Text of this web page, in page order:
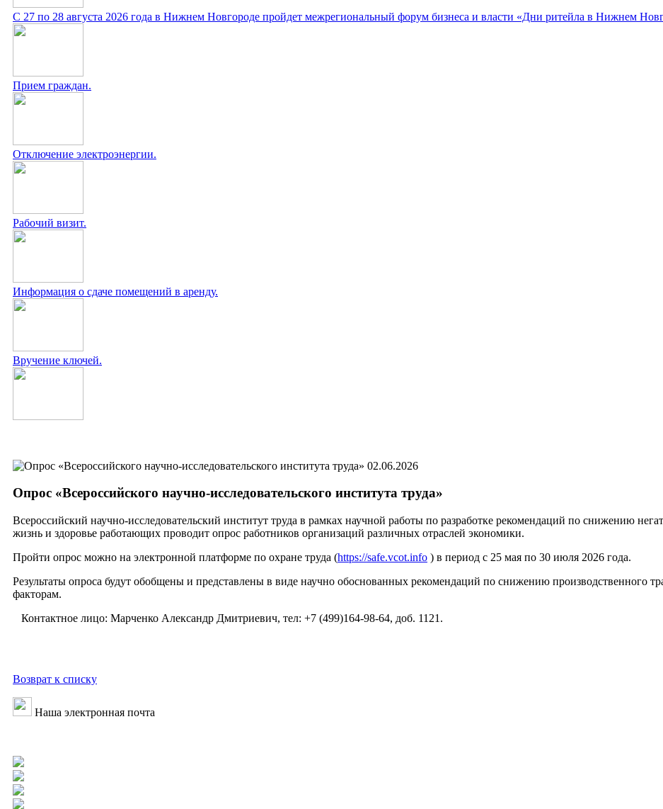
С 27 по 28 августа 2026 года в Нижнем Новгороде пройдет межрегиональный форум бизнеса и власти «Дни ритейла в Нижнем
Прием граждан.
Отключение электроэнергии.
Рабочий визит.
Информация о сдаче помещений в аренду.
Вручение ключей.
02.06.2026
Опрос «Всероссийского научно-исследовательского института труда»
Всероссийский научно-исследовательский институт труда в рамках научной работы по разработке рекомендаций по снижению
жизнь и здоровье работающих проводит опрос работников организаций различных отраслей экономики.
Пройти опрос можно на электронной платформе по охране труда (https://safe.vcot.info ) в период с 25 мая по 30 июля 2026 года.
Результаты опроса будут обобщены и представлены в виде научно обоснованных рекомендаций по снижению производственного
факторам.
Контактное лицо: Марченко Александр Дмитриевич, тел: +7 (499)164-98-64, доб. 1121.
Возврат к списку
Наша электронная почта